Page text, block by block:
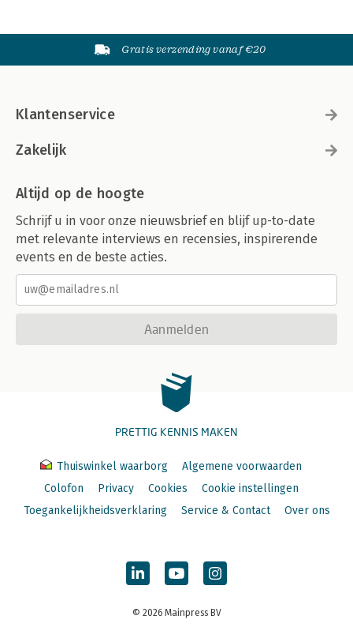
Gratis verzending vanaf €20
Klantenservice
Zakelijk
Altijd op de hoogte
Schrijf u in voor onze nieuwsbrief en blijf up-to-date
met relevante interviews en recensies, inspirerende
events en de beste acties.
Aanmelden
PRETTIG KENNIS MAKEN
Thuiswinkel waarborg
Algemene voorwaarden
Colofon
Privacy Cookies
Cookie instellingen
Toegankelijkheidsverklaring
Service & Contact Over ons
© 2026 Mainpress BV